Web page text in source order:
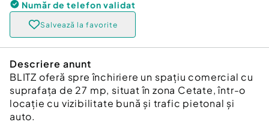
Număr de telefon validat
Salvează la favorite
Descriere anunt
BLITZ oferă spre închiriere un spațiu comercial cu
suprafața de 27 mp, situat în zona Cetate, într-o
locație cu vizibilitate bună și trafic pietonal și
auto.